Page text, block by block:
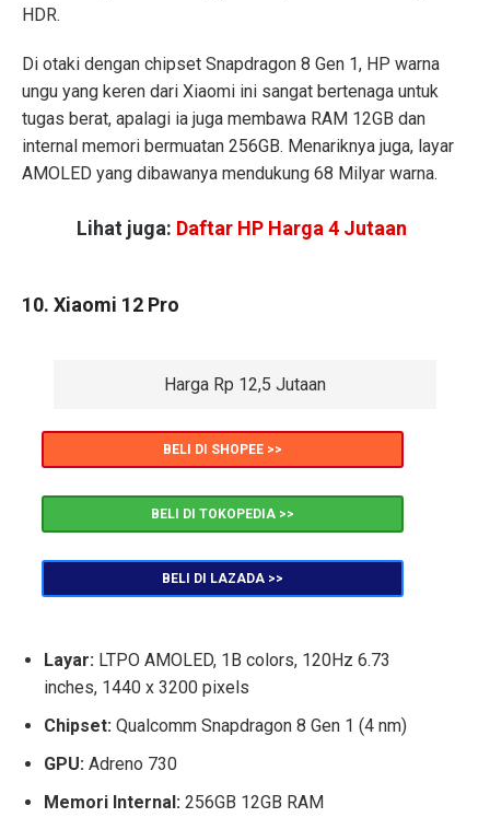
HDR.
Di otaki dengan chipset Snapdragon 8 Gen 1, HP warna
ungu yang keren dari Xiaomi ini sangat bertenaga untuk
tugas berat, apalagi ia juga membawa RAM 12GB dan
internal memori bermuatan 256GB. Menariknya juga, layar
AMOLED yang dibawanya mendukung 68 Milyar warna.
Lihat juga: Daftar HP Harga 4 Jutaan
10. Xiaomi 12 Pro
Harga Rp 12,5 Jutaan
BELI DI SHOPEE >>
BELI DI TOKOPEDIA >>
BELI DI LAZADA >>
Layar: LTPO AMOLED, 1B colors, 120Hz 6.73
inches, 1440 x 3200 pixels
Chipset: Qualcomm Snapdragon 8 Gen 1 (4 nm)
GPU: Adreno 730
Memori Internal: 256GB 12GB RAM